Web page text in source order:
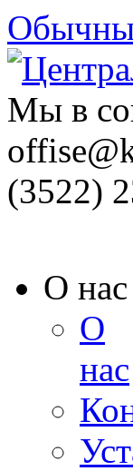
Мы в
(3522)
О нас
О
нас